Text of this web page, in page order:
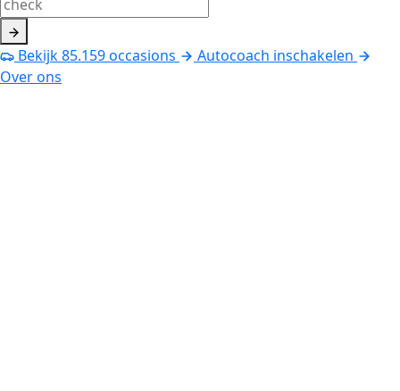
Bekijk85.159occasions
Autocoach inschakelen
Over ons